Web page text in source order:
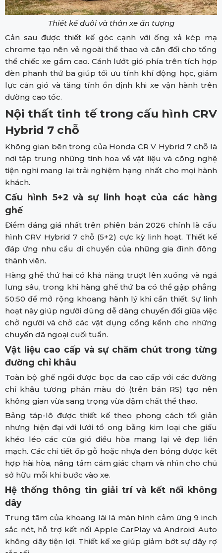
Thiết kế đuôi và thân xe ấn tượng
Cản sau được thiết kế góc cạnh với ống xả kép mạ
chrome tạo nên vẻ ngoài thể thao và cân đối cho tổng
thể chiếc xe gầm cao. Cánh lướt gió phía trên tích hợp
đèn phanh thứ ba giúp tối ưu tính khí động học, giảm
lực cản gió và tăng tính ổn định khi xe vận hành trên
đường cao tốc.
Nội thất tinh tế trong cấu hình CRV
Hybrid 7 chỗ
Không gian bên trong của Honda CR V Hybrid 7 chỗ là
nơi tập trung những tinh hoa về vật liệu và công nghệ
tiện nghi mang lại trải nghiệm hạng nhất cho mọi hành
khách.
Cấu hình 5+2 và sự linh hoạt của các hàng
ghế
Điểm đáng giá nhất trên phiên bản 2026 chính là cấu
hình CRV Hybrid 7 chỗ (5+2) cực kỳ linh hoạt. Thiết kế
đáp ứng nhu cầu di chuyển của những gia đình đông
thành viên.
Hàng ghế thứ hai có khả năng trượt lên xuống và ngả
lưng sâu, trong khi hàng ghế thứ ba có thể gập phẳng
50:50 để mở rộng khoang hành lý khi cần thiết. Sự linh
hoạt này giúp người dùng dễ dàng chuyển đổi giữa việc
chở người và chở các vật dụng cồng kềnh cho những
chuyến dã ngoại cuối tuần.
Vật liệu cao cấp và sự chăm chút trong từng
đường chỉ khâu
Toàn bộ ghế ngồi được bọc da cao cấp với các đường
chỉ khâu tương phản màu đỏ (trên bản RS) tạo nên
không gian vừa sang trọng vừa đậm chất thể thao.
Bảng táp-lô được thiết kế theo phong cách tối giản
nhưng hiện đại với lưới tổ ong bằng kim loại che giấu
khéo léo các cửa gió điều hòa mang lại vẻ đẹp liền
mạch. Các chi tiết ốp gỗ hoặc nhựa đen bóng được kết
hợp hài hòa, nâng tầm cảm giác chạm và nhìn cho chủ
sở hữu mỗi khi bước vào xe.
Hệ thống thông tin giải trí và kết nối không
dây
Trung tâm của khoang lái là màn hình cảm ứng 9 inch
sắc nét, hỗ trợ kết nối Apple CarPlay và Android Auto
không dây tiện lợi. Thiết kế xe giúp giảm bớt sự dây rợ